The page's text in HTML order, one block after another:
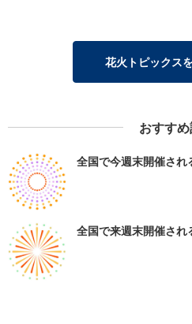
花火トピックス
おすす
全国で今週末開催され
全国で来週末開催され